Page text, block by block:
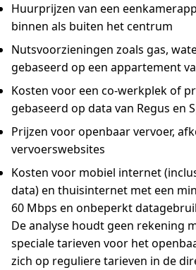
Huurprijzen van een
binnen als buiten het centrum
Nutsvoorzieningen zoals gas,
gebaseerd op een appartement
Kosten voor een co-werkplek of
gebaseerd op data van Regus en
Prijzen voor openbaar vervoer,
vervoerswebsites
Kosten voor mobiel internet
data) en thuisinternet met een
60 Mbps en onbeperkt
De analyse houdt geen rekening
speciale tarieven voor het
zich op reguliere tarieven in de